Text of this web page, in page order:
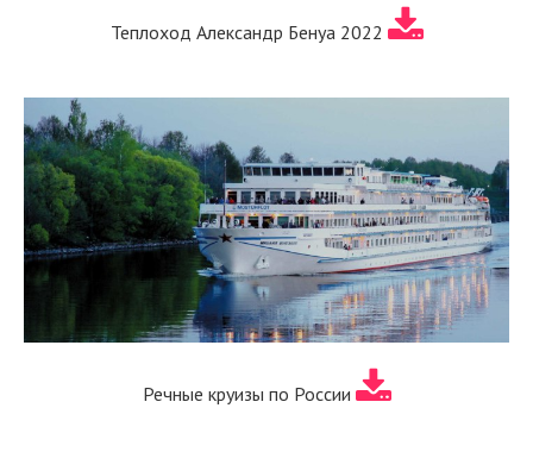
Теплоход Александр Бенуа 2022
Речные круизы по России